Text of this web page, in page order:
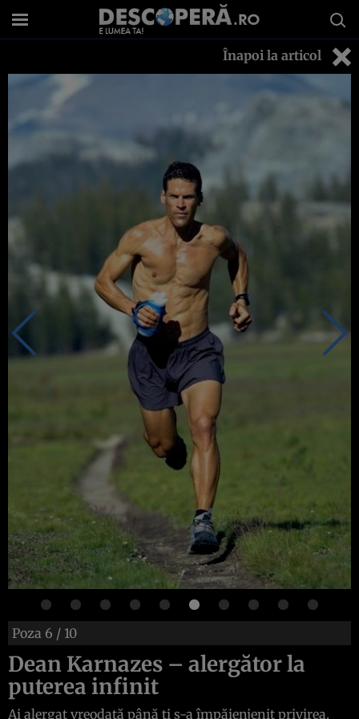
Înapoi la articol
Poza 6 / 10
Dean Karnazes – alergător la
puterea infinit
Ai alergat vreodată până ţi s-a împăienjenit privirea,